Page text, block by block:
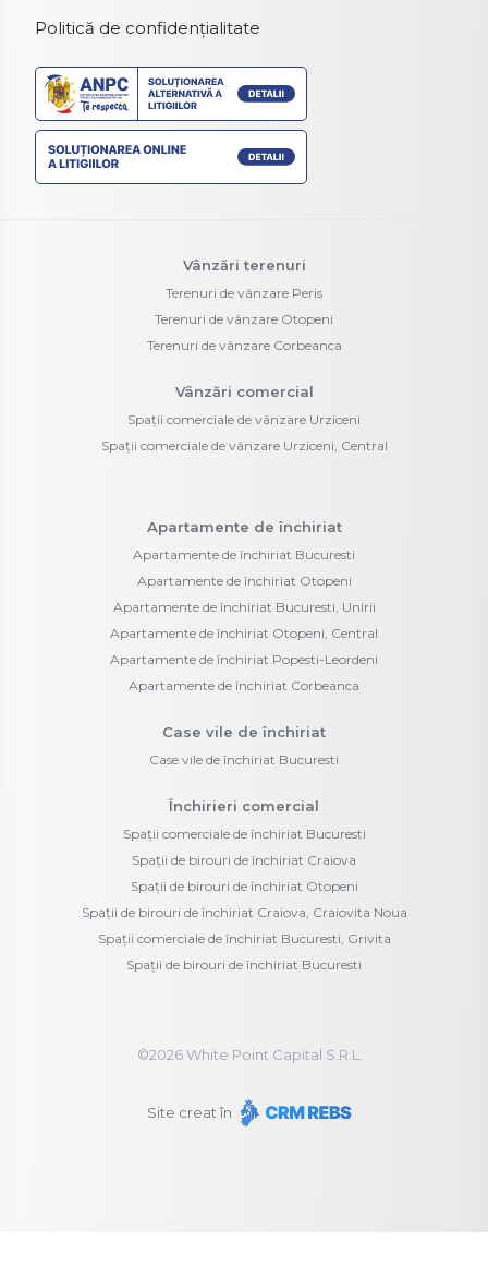
Politică de confidențialitate
Vânzări terenuri
Terenuri de vânzare Peris
Terenuri de vânzare Otopeni
Terenuri de vânzare Corbeanca
Vânzări comercial
Spații comerciale de vânzare Urziceni
Spații comerciale de vânzare Urziceni, Central
Apartamente de închiriat
Apartamente de închiriat Bucuresti
Apartamente de închiriat Otopeni
Apartamente de închiriat Bucuresti, Unirii
Apartamente de închiriat Otopeni, Central
Apartamente de închiriat Popesti-Leordeni
Apartamente de închiriat Corbeanca
Case vile de închiriat
Case vile de închiriat Bucuresti
Închirieri comercial
Spații comerciale de închiriat Bucuresti
Spații de birouri de închiriat Craiova
Spații de birouri de închiriat Otopeni
Spații de birouri de închiriat Craiova, Craiovita Noua
Spații comerciale de închiriat Bucuresti, Grivita
Spații de birouri de închiriat Bucuresti
©2026White Point Capital S.R.L.
Site creat în